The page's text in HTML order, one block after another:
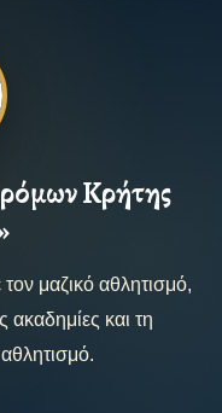
Κρήτης
μαζικό αθλητισμό,
ακαδημίες και τη